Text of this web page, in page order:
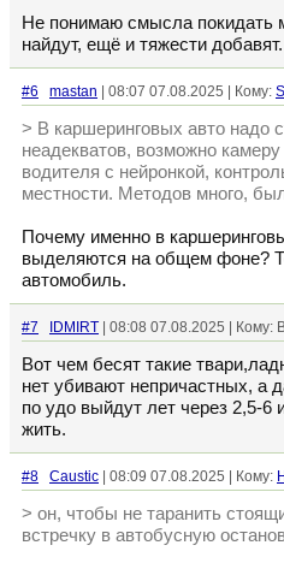
Не понимаю смысла покидать
найдут, ещё и тяжести добавят.
#6 mastan | 08:07 07.08.2025 | Кому:
> В каршеринговых авто надо
неадекватов, возможно
водителя с нейронкой,
местности. Методов много,
Почему именно в
выделяются на общем фоне?
автомобиль.
#7 IDMIRT | 08:08 07.08.2025 | Кому:
Вот чем бесят такие
нет убивают непричастных, а
по удо выйдут лет через 2,5-6
жить.
#8 Caustic | 08:09 07.08.2025 | Кому:
> он, чтобы не таранить
встречку в автобусную